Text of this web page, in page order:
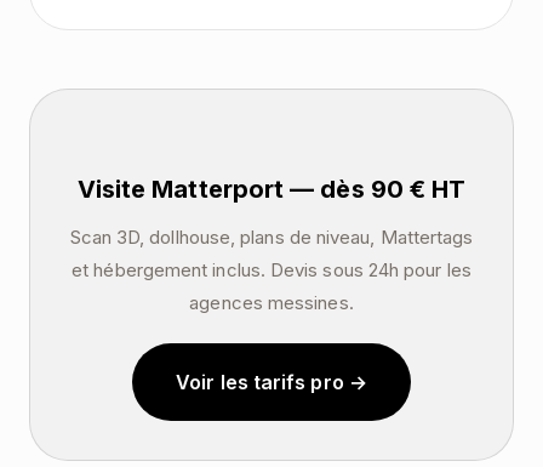
Visite Matterport — dès 90 € HT
Scan 3D, dollhouse, plans de niveau, Mattertags
et hébergement inclus. Devis sous 24h pour les
agences messines.
Voir les tarifs pro →